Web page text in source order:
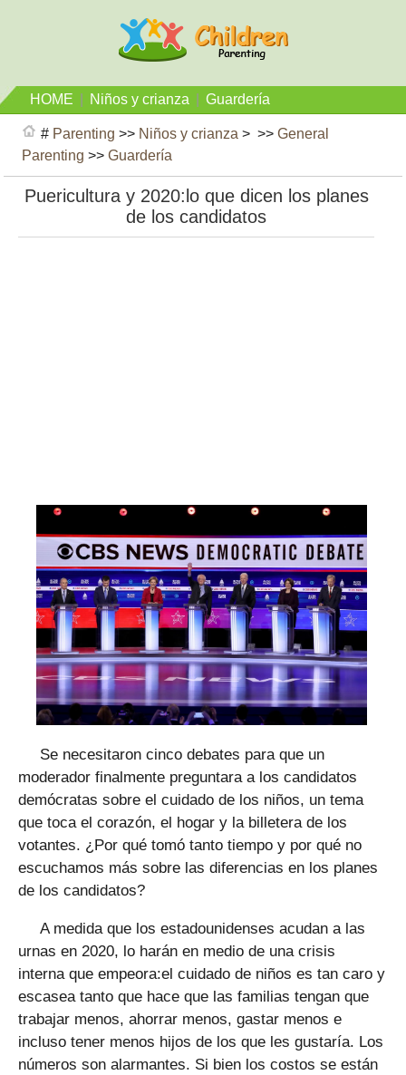
HOME Niños y crianza Guardería
# Parenting >> Niños y crianza > >>General
Parenting >>Guardería
Puericultura y 2020:lo que dicen los planes
de los candidatos
Se necesitaron cinco debates para que un
moderador finalmente preguntara a los candidatos
demócratas sobre el cuidado de los niños, un tema
que toca el corazón, el hogar y la billetera de los
votantes. ¿Por qué tomó tanto tiempo y por qué no
escuchamos más sobre las diferencias en los planes
de los candidatos?
A medida que los estadounidenses acudan a las
urnas en 2020, lo harán en medio de una crisis
interna que empeora:el cuidado de niños es tan caro y
escasea tanto que hace que las familias tengan que
trabajar menos, ahorrar menos, gastar menos e
incluso tener menos hijos de los que les gustaría. Los
números son alarmantes. Si bien los costos se están